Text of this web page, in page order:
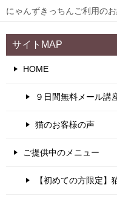
にゃんずきっちんご利用の
サイトMAP
HOME
９日間無料メール講
猫のお客様の声
ご提供中のメニュー
【初めての方限定